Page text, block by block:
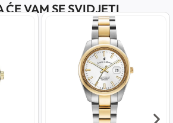
ĆE VAM SE SVIDJETI